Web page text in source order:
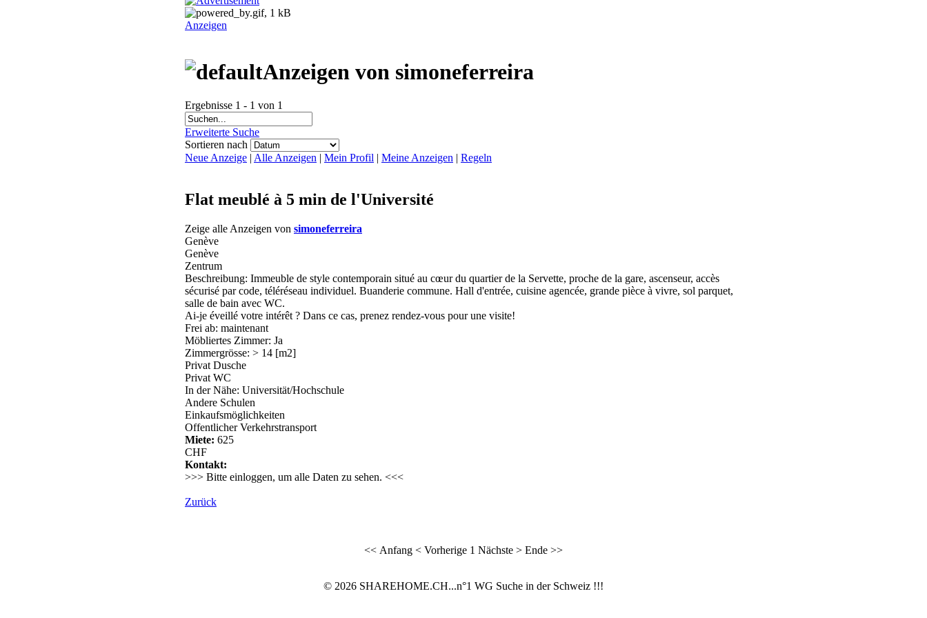
Anzeigen
Anzeigen von simoneferreira
Ergebnisse 1 - 1 von 1
Erweiterte Suche
Sortieren nach
Neue Anzeige | Alle Anzeigen | Mein Profil | Meine Anzeigen | Regeln
Flat meublé à 5 min de l'Université
Zeige alle Anzeigen von simoneferreira
Genève
Genève
Zentrum
Beschreibung: Immeuble de style contemporain situé au cœur du quartier de la Servette, proche de la gare, ascenseur, accès
sécurisé par code, téléréseau individuel. Buanderie commune. Hall d'entrée, cuisine agencée, grande pièce à vivre, sol parquet,
salle de bain avec WC.
Ai-je éveillé votre intérêt ? Dans ce cas, prenez rendez-vous pour une visite!
Frei ab: maintenant
Möbliertes Zimmer: Ja
Zimmergrösse: > 14 [m2]
Privat Dusche
Privat WC
In der Nähe: Universität/Hochschule
Andere Schulen
Einkaufsmöglichkeiten
Offentlicher Verkehrstransport
Miete: 625
CHF
Kontakt:
>>> Bitte einloggen, um alle Daten zu sehen. <<<
Zurück
<< Anfang < Vorherige 1 Nächste > Ende >>
© 2026 SHAREHOME.CH...n°1 WG Suche in der Schweiz !!!